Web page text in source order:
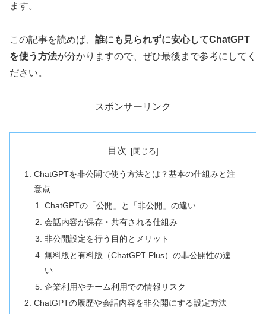
ます。
この記事を読めば、 誰にも見られずに安心してChatGPT
を使う方法が分かりますので、ぜひ最後まで参考にしてく
ださい。
スポンサーリンク
目次
ChatGPTを非公開で使う方法とは？基本の仕組みと注
意点
ChatGPTの「公開」と「非公開」の違い
会話内容が保存・共有される仕組み
非公開設定を行う目的とメリット
無料版と有料版（ChatGPT Plus）の非公開性の違
い
企業利用やチーム利用での情報リスク
ChatGPTの履歴や会話内容を非公開にする設定方法